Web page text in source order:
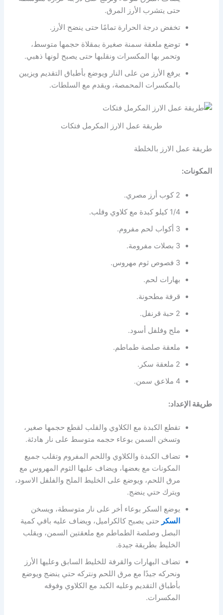
حتى يتشرب الأرز المرق.
تخفض درجة الحرارة تمامًا حتى ينضح الأرز.
توضع ملعقة سمنة صغيرة بمقلاة حجمها متوسط،
وتحمر بها المكسرات ونقلبها حتى يصبح لونها ذهبي.
يرفع الأرز من على النار ويوضع بأطباق التقديم ويزيين
بالمكسرات المحمصة، ويقدم مع السلطات.
طريقة عمل الارز المكرمل فتكات
طريقة عمل الارز بالخلطة
المكونات:
2 كوب أرز مصري.
1/4 كيلو كبدة مع كلاوي وقلب.
3 أكواب لحم مفروم.
3 بصلات مفرومة.
3 فصوص ثوم مهروس.
بهارات لحم.
قرفة مطحونة.
2 حبة قرنفل.
ملح وفلفل أسود.
ملعقة صلصة طماطم.
2 ملعقة سكر.
4 ملاعق سمن.
طريقة الإعداد:
تقطع الكبدة مع الكلاوي والقلب لقطع حجمها صغير،
وتسخن السمن بوعاء حجمه متوسط على نار هادئة.
تضاف الكبدة والكلاوي واللحم المفروم وتقلب جميع
المكونات مع بعضها، ويضاف عليها الثوم المهروس مع
مرق اللحم، ويوضع على الخليط الملح والفلفل الاسود،
ويترك حتي ينضج.
يوضع السكر بوعاء أخر على نار متوسطة، ويسخن
السكر حتى يصبح كالكراميل، ويضاف عليه باقي كمية
البصل وصلصة الطماطم مع ملعقتين السمن، ويقلب
الخليط بطريقة جيدة.
تضاف البهارات والقرفة للخليط السابق وعليها الأرز
ونحركه جيدًا مع مرق اللحم ونتركه حتي ينضج ويوضع
بأطباق التقديم وعليه الكبد مع الكلاوي وفوقه
المكسرات.